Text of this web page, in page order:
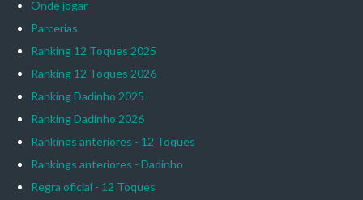
Onde jogar
Parcerias
Ranking 12 Toques 2025
Ranking 12 Toques 2026
Ranking Dadinho 2025
Ranking Dadinho 2026
Rankings anteriores - 12 Toques
Rankings anteriores - Dadinho
Regra oficial - 12 Toques